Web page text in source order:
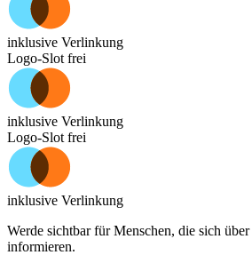
inklusive Verlinkung
Logo-Slot frei
inklusive Verlinkung
Logo-Slot frei
inklusive Verlinkung
Werde sichtbar für Menschen, die sich über
informieren.